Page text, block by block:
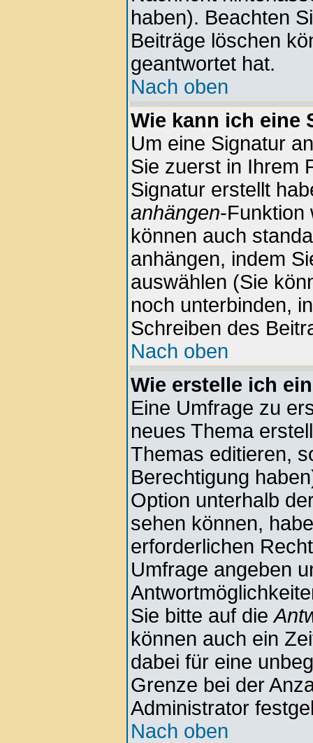
haben). Beachten
Beiträge löschen
geantwortet hat.
Nach oben
Wie kann ich eine
Um eine Signatur
Sie zuerst in Ihrem
Signatur erstellt
anhängen-Funktion
können auch
anhängen, indem
auswählen (Sie
noch unterbinden,
Schreiben des
Nach oben
Wie erstelle ich
Eine Umfrage zu
neues Thema
Themas editieren,
Berechtigung
Option unterhalb
sehen können,
erforderlichen
Umfrage angeben
Sie bitte auf die
können auch ein
dabei für eine
Grenze bei der
Administrator
Nach oben